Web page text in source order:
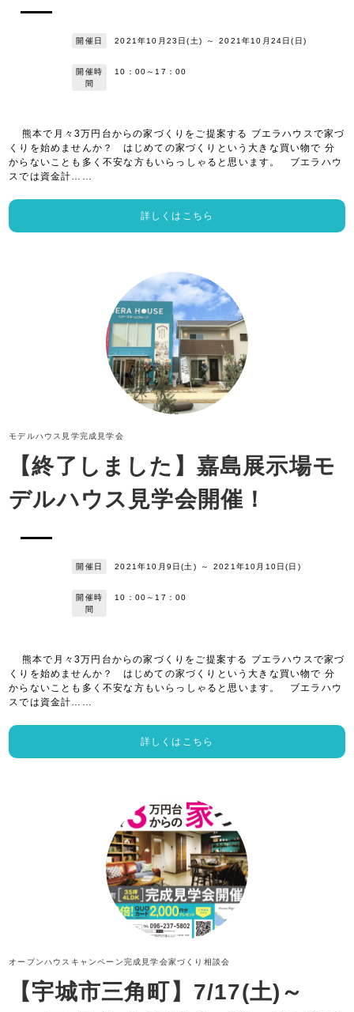
開催日 2021年10月23日(土) ～ 2021年10月24日(日)
開催時
間
10：00～17：00
熊本で月々3万円台からの家づくりをご提案する ブエラハウスで家づ
くりを始めませんか？ はじめての家づくりという大きな買い物で 分
からないことも多く不安な方もいらっしゃると思います。 ブエラハウ
スでは資金計……
詳しくはこちら
モデルハウス見学完成見学会
【終了しました】嘉島展示場モ
デルハウス見学会開催！
開催日 2021年10月9日(土) ～ 2021年10月10日(日)
開催時
間
10：00～17：00
熊本で月々3万円台からの家づくりをご提案する ブエラハウスで家づ
くりを始めませんか？ はじめての家づくりという大きな買い物で 分
からないことも多く不安な方もいらっしゃると思います。 ブエラハウ
スでは資金計……
詳しくはこちら
オープンハウス キャンペーン完成見学会家づくり相談会
【宇城市三角町】7/17(土)～